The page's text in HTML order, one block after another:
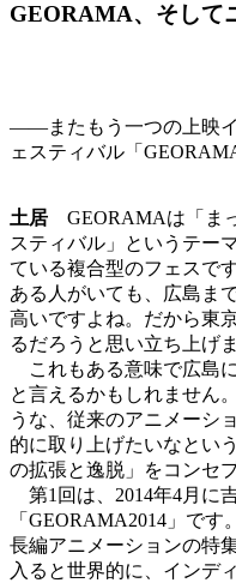
GEORAMA、そして
――またもう一つの上映
ェスティバル「
土居 GEORAMAは「ま
スティバル」というテー
ている複合型のフェスで
ある人がいても、広島ま
高いですよね。だから東
るだろうと思い立ち上げ
これもある意味で広島
と言えるかもしれません
うな、従来のアニメーシ
的に取り上げたいなとい
の拡張と逸脱」をコンセ
第1回は、2014年4月に
「GEORAMA2014」で
長編アニメーションの特
入ると世界的に、インデ